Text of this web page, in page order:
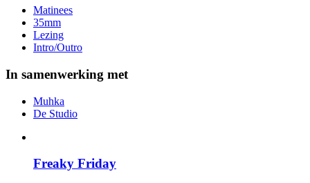
Matinees
35mm
Lezing
Intro/Outro
In samenwerking met
Muhka
De Studio
Freaky Friday